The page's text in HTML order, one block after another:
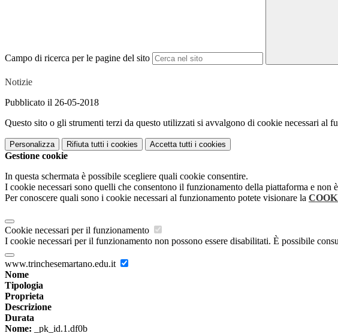
Campo di ricerca per le pagine del sito
Notizie
Pubblicato il 26-05-2018
Questo sito o gli strumenti terzi da questo utilizzati si avvalgono di cookie necessari al
Personalizza Rifiuta tutti i cookies Accetta tutti i cookies
Gestione cookie
In questa schermata è possibile scegliere quali cookie consentire.
I cookie necessari sono quelli che consentono il funzionamento della piattaforma e non
Per conoscere quali sono i cookie necessari al funzionamento potete visionare la
Cookie necessari per il funzionamento
I cookie necessari per il funzionamento non possono essere disabilitati. È possibile
www.trinchesemartano.edu.it
Nome
Tipologia
Proprieta
Descrizione
Durata
Nome: _pk_id.1.df0b